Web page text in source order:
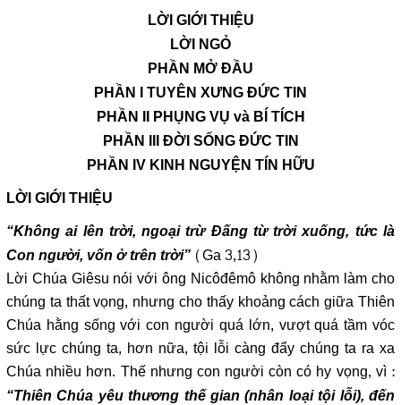
LỜI GIỚI THIỆU
LỜI NGỎ
PHẦN MỞ ĐẦU
PHẦN I TUYÊN XƯNG ĐỨC TIN
PHẦN II PHỤNG VỤ và BÍ TÍCH
PHẦN III ĐỜI SỐNG ĐỨC TIN
PHẦN IV KINH NGUYỆN TÍN HỮU
LỜI GIỚI THIỆU
“Không ai lên trời, ngoại trừ Đấng từ trời xuống, tức là
Con người, vốn ở trên trời” (Ga 3,13)
Lời Chúa Giêsu nói với ông Nicôđêmô không nhằm làm cho
chúng ta thất vọng, nhưng cho thấy khoảng cách giữa Thiên
Chúa hằng sống với con người quá lớn, vượt quá tầm vóc
sức lực chúng ta, hơn nữa, tội lỗi càng đẩy chúng ta ra xa
Chúa nhiều hơn. Thế nhưng con người còn có hy vọng, vì :
“Thiên Chúa yêu thương thế gian (nhân loại tội lỗi), đến